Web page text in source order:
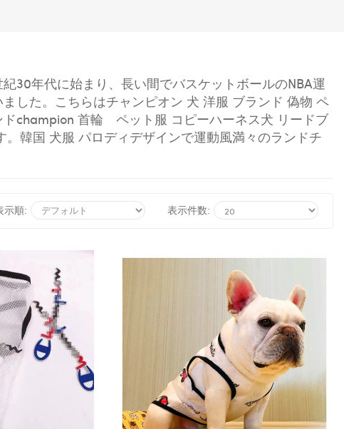
30年代に始まり、長い間でバスケットボールのNBA運
した。こちらはチャンピオン 犬 洋服 ブランド 偽物 ペ
ドchampion 首輪 ペット服 コピーハーネス犬 リードブ
韓国 犬服 パロディ デザインで運動風満々のランドチ
示順: 表示件数: